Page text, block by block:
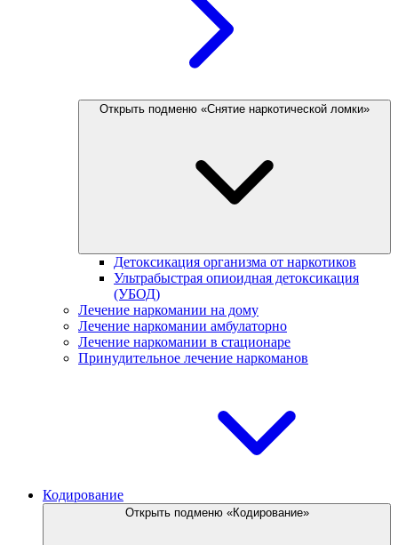
Открыть подменю «Снятие наркотической ломки»
Детоксикация организма от наркотиков
Ультрабыстрая опиоидная детоксикация
(УБОД)
Лечение наркомании на дому
Лечение наркомании амбулаторно
Лечение наркомании в стационаре
Принудительное лечение наркоманов
Кодирование
Открыть подменю «Кодирование»